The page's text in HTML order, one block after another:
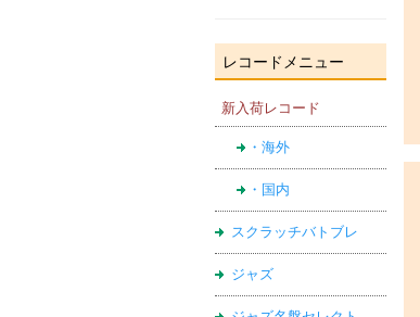
レコードメニュー
新入荷レコード
・海外
・国内
スクラッチバトブレ
ジャズ